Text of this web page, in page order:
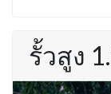
รั้วสูง